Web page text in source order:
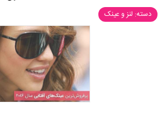
دسته: لنز و عینک